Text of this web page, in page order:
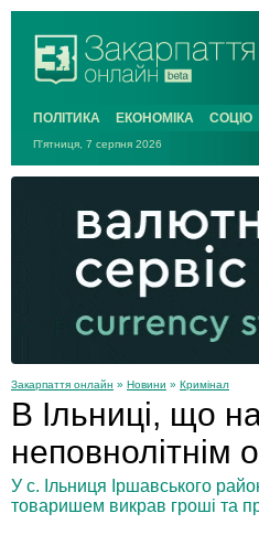
ПОЛІТИКА ЕКОНОМІКА СОЦІО
П'ятниця, 7 серпня 2026
Закарпаття онлайн » Новини » Кримінал
В Ільниці, що
неповнолітнім
У с. Ільниця Іршавського
товаришем викрав гроші та